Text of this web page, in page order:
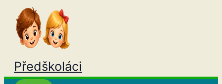
Přeskočit
obsah
Předškoláci